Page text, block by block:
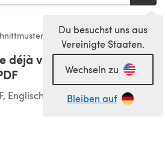
Du besuchst uns aus
Vereinigte Staaten.
Wechseln zu
Bleiben auf
& Quiltmuster
déjà vu Crown Jewels Quilt
Englisch